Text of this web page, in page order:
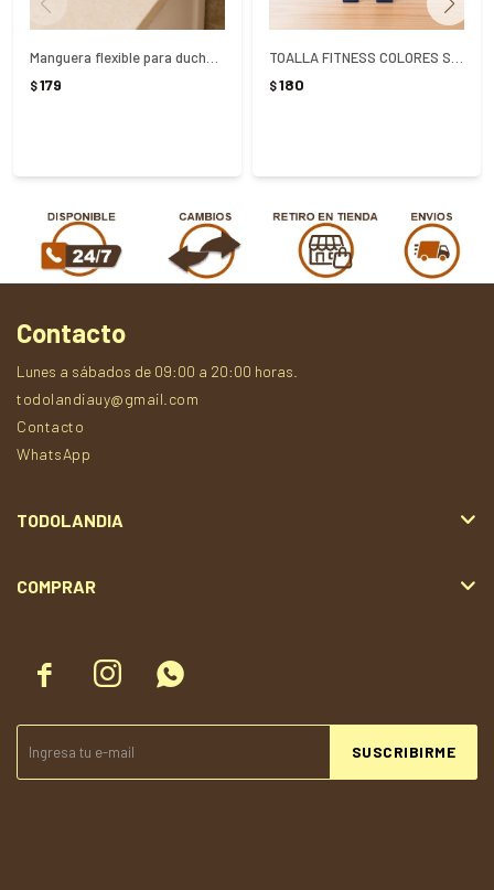
$179 $180
  
SUSCRIBIRME
Contacto
Lunes a sábados de 09:00 a 20:00 horas.
todolandiauy@gmail.com
Contacto
WhatsApp
TODOLANDIA
COMPRAR